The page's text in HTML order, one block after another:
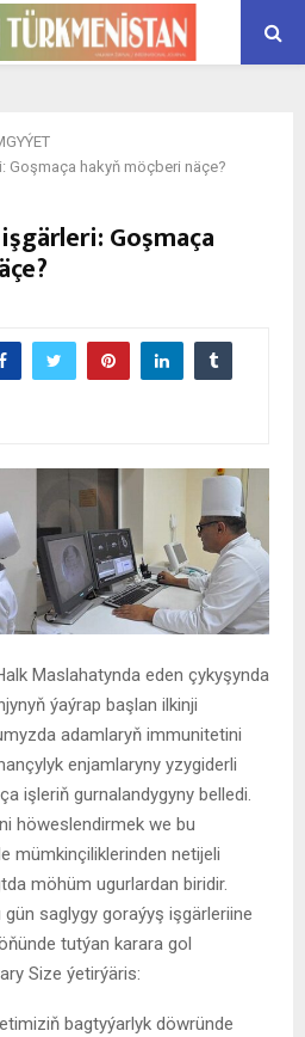
Goşmaça hakyň möçberi näçe?
Goşmaça
Maslahatynda eden çykyşynda
ýaýrap başlan ilkinji
adamlaryň immunitetini
enjamlaryny yzygiderli
işleriň gurnalandygyny belledi.
höweslendirmek we bu
mümkinçiliklerinden netijeli
möhüm ugurlardan biridir.
saglygy goraýyş işgärleriine
tutýan karara gol
Size ýetirýäris:
bagtyýarlyk döwründe